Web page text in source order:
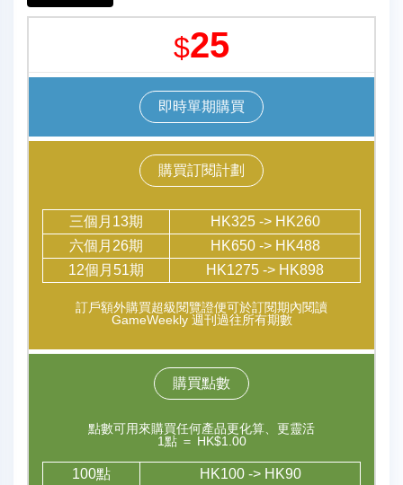
$25
即時單期購買
購買訂閱計劃
三個月13期
HK325 -> HK260
六個月26期
HK650 -> HK488
12個月51期
HK1275 -> HK898
訂戶額外購買超級閱覽證便可於訂閱期內閱讀
GameWeekly 週刊過往所有期數
購買點數
點數可用來購買任何產品更化算、更靈活
1點 ＝ HK$1.00
100點 HK100 -> HK90